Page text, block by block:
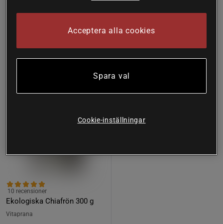
Glöm inte att njuta!
Ekologiska Chiafrön 300 g
10 recensioner
Vitaprana
Acceptera alla cookies
Spara val
Cookie-inställningar